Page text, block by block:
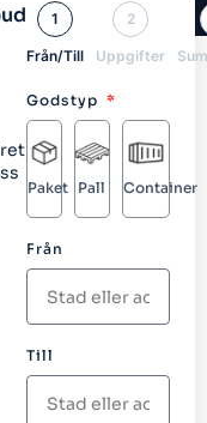
1
Från/Till
2
Uppgifter
Godstyp
Paket Pall Container
Från
Till